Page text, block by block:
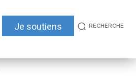
Je soutiens RECHERCHE